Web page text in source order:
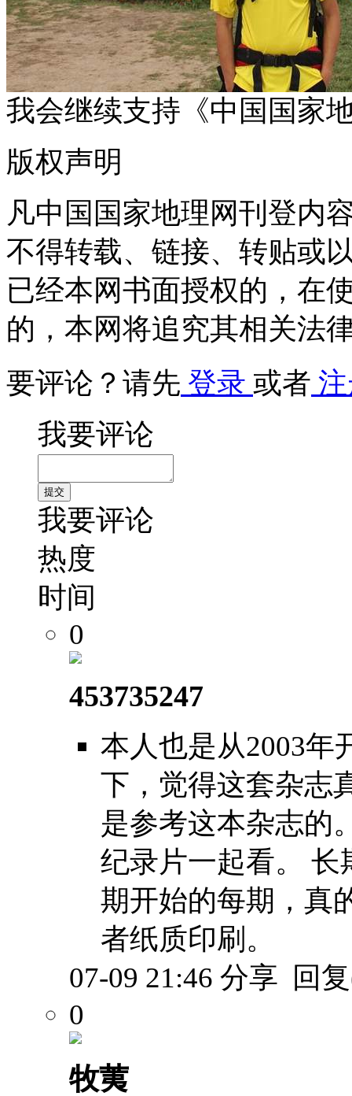
我会继续支持《中国国家
版权声明
凡中国国家地理网刊登内
不得转载、链接、转贴或
已经本网书面授权的，在
的，本网将追究其相关法
要评论？请先 登录 或者
我要评论
我要评论
热度
时间
0
453735247
本人也是从2003年
下，觉得这套杂志
是参考这本杂志的
纪录片一起看。
期开始的每期，真
者纸质印刷。
07-09 21:46 分享
回
0
牧荑